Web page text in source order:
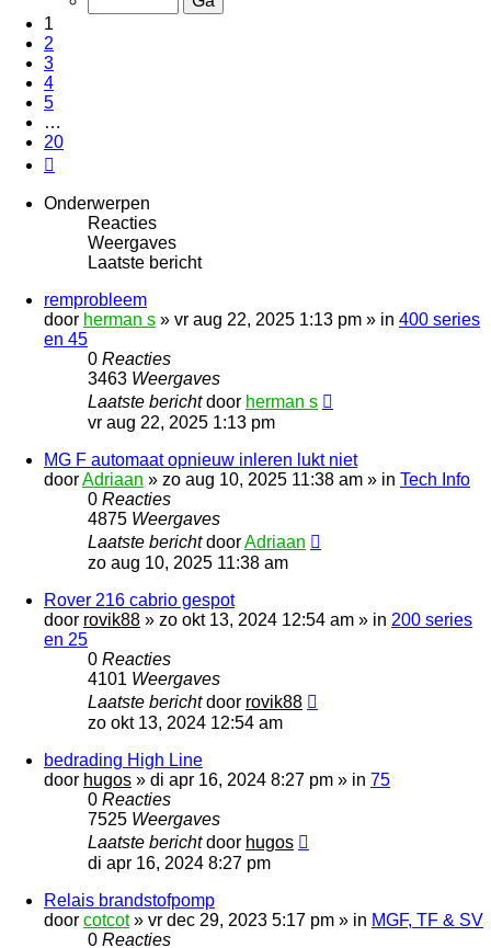
20
1
2
3
4
5
…
20
Onderwerpen
Reacties
Weergaves
Laatste bericht
remprobleem
door herman s » vr aug 22, 2025 1:13 pm » in 400 series
en 45
0 Reacties
3463 Weergaves
Laatste berichtdoor herman s
vr aug 22, 2025 1:13 pm
MG F automaat opnieuw inleren lukt niet
doorAdriaan » zo aug 10, 2025 11:38 am » in Tech Info
0 Reacties
4875 Weergaves
Laatste berichtdoorAdriaan
zo aug 10, 2025 11:38 am
Rover 216 cabrio gespot
door rovik88 » zo okt 13, 2024 12:54 am » in 200 series
en 25
0 Reacties
4101 Weergaves
Laatste berichtdoor rovik88
zo okt 13, 2024 12:54 am
bedrading High Line
door hugos » di apr 16, 2024 8:27 pm » in 75
0 Reacties
7525 Weergaves
Laatste berichtdoor hugos
di apr 16, 2024 8:27 pm
Relais brandstofpomp
door cotcot» vr dec 29, 2023 5:17 pm » in MGF, TF & SV
0 Reacties